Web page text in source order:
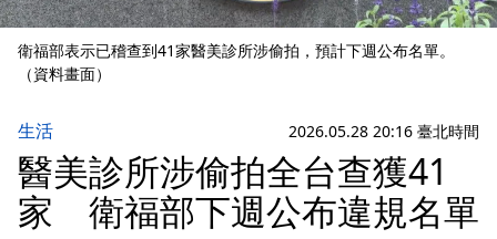
衛福部表示已稽查到41家醫美診所涉偷拍，預計下週公布名單。
（資料畫面）
生活 2026.05.28 20:16 臺北時間
醫美診所涉偷拍全台查獲41
家 衛福部下週公布違規名單